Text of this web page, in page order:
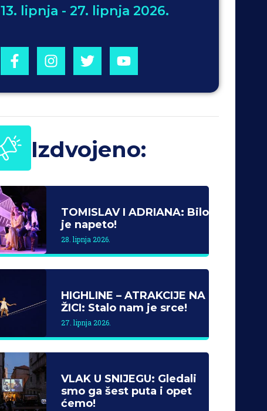
13. lipnja - 27. lipnja 2026.
Izdvojeno:
TOMISLAV I ADRIANA: Bilo
je napeto!
28. lipnja 2026.
HIGHLINE – ATRAKCIJE NA
ŽICI: Stalo nam je srce!
27. lipnja 2026.
VLAK U SNIJEGU: Gledali
smo ga šest puta i opet
ćemo!